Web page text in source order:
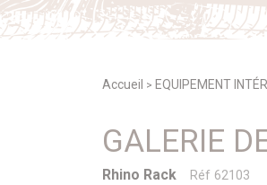
Accueil > EQUIPEMENT
GALERIE
Rhino Rack Réf 62103